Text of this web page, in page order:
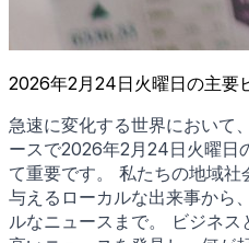
2026年2月24日火曜日の主要
急速に変化する世界において
ースで2026年2月24日火曜日
て重要です。 私たちの地域
与えるローカルな出来事から
ルなニュースまで。 ビジネ